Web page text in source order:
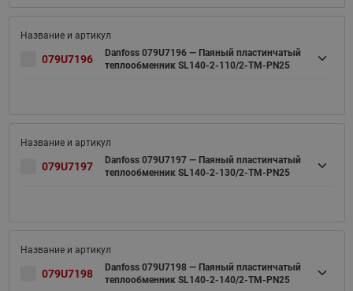
079U7196
Danfoss 079U7196 — Паяный пластинчатый
теплообменник SL140-2-110/2-TM-PN25
079U7197
Danfoss 079U7197 — Паяный пластинчатый
теплообменник SL140-2-130/2-TM-PN25
079U7198
Danfoss 079U7198 — Паяный пластинчатый
теплообменник SL140-2-140/2-TM-PN25